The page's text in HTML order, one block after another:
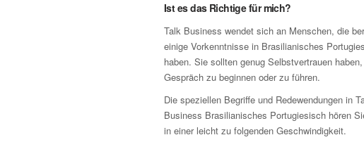
Ist es das Richtige für mich?
Talk Business wendet sich an Menschen, die
einige Vorkenntnisse in Brasilianisches
haben. Sie sollten genug Selbstvertrauen
Gespräch zu beginnen oder zu führen.
Die speziellen Begriffe und Redewendungen in
Business Brasilianisches Portugiesisch hören
in einer leicht zu folgenden Geschwindigkeit.